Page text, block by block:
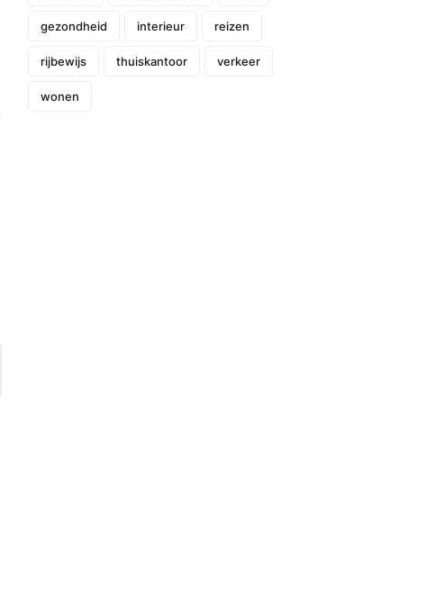
gezondheid interieur reizen
rijbewijs thuiskantoor verkeer
wonen